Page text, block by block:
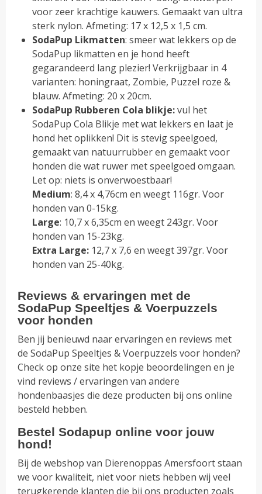
voor zeer krachtige kauwers. Gemaakt van ultra
sterk nylon. Afmeting: 17 x 12,5 x 1,5 cm.
SodaPup Likmatten: smeer wat lekkers op de
SodaPup likmatten en je hond heeft
gegarandeerd lang plezier! Verkrijgbaar in 4
varianten: honingraat, Zombie, Puzzel roze &
blauw. Afmeting: 20 x 20cm.
SodaPup Rubberen Cola blikje:vul het
SodaPup Cola Blikje met wat lekkers en laat je
hond het oplikken! Dit is stevig speelgoed,
gemaakt van natuurrubber en gemaakt voor
honden die wat ruwer met speelgoed omgaan.
Let op: niets is onverwoestbaar!
Medium: 8,4 x 4,76cm en weegt 116gr. Voor
honden van 0-15kg.
Large: 10,7 x 6,35cm en weegt 243gr. Voor
honden van 15-23kg.
Extra Large: 12,7 x 7,6 en weegt 397gr. Voor
honden van 25-40kg.
Reviews & ervaringen met de
SodaPup Speeltjes & Voerpuzzels
voor honden
Ben jij benieuwd naar ervaringen en reviews met
de SodaPup Speeltjes & Voerpuzzels voor honden?
Check op onze site het kopje beoordelingen en je
vind reviews / ervaringen van andere
hondenbaasjes die deze producten bij ons online
besteld hebben.
Bestel Sodapup online voor jouw
hond!
Bij de webshop van Dierenoppas Amersfoort staan
we voor kwaliteit, niet voor niets hebben wij veel
terugkerende klanten die bij ons producten zoals